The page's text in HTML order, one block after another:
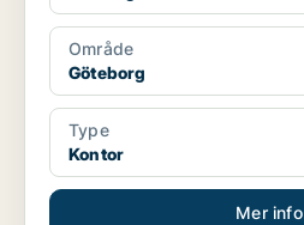
Område
Göteborg
Type
Kontor
Mer info